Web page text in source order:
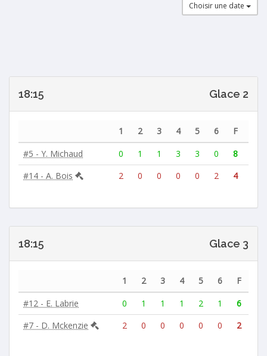
Choisir une date
18:15 Glace 2
1 2 3 4 5 6
F
#5 - Y. Michaud
0 1 1 3 3 0
8
#14 - A. Bois
2 0 0 0 0 2 4
18:15 Glace 3
1 2 3 4 5 6
F
#12 - E. Labrie
0 1 1 1 2 1
6
#7 - D. Mckenzie
2 0 0 0 0 0 2